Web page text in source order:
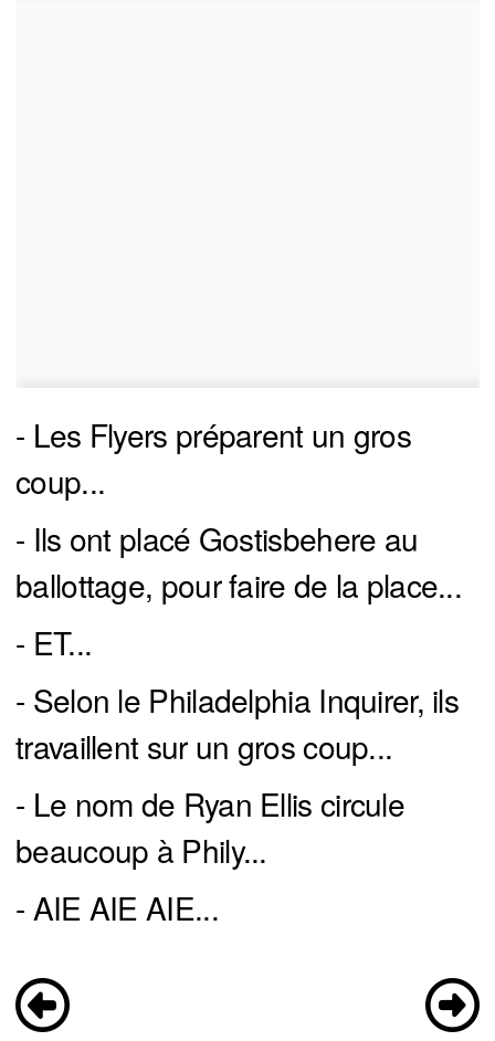
- Les Flyers préparent un gros
coup...
- Ils ont placé Gostisbehere au
ballottage, pour faire de la place...
- ET...
- Selon le Philadelphia Inquirer, ils
travaillent sur un gros coup...
- Le nom de Ryan Ellis circule
beaucoup à Phily...
- AIE AIE AIE...